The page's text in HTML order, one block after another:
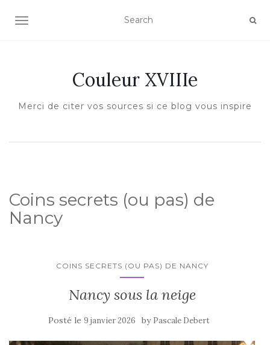
AFFICHER/MASQUER LA NAVIGATION
Couleur XVIIIe
Merci de citer vos sources si ce blog vous inspire
Coins secrets (ou pas) de
Nancy
COINS SECRETS (OU PAS) DE NANCY
Nancy sous la neige
Posté le 9 janvier 2026 by Pascale Debert